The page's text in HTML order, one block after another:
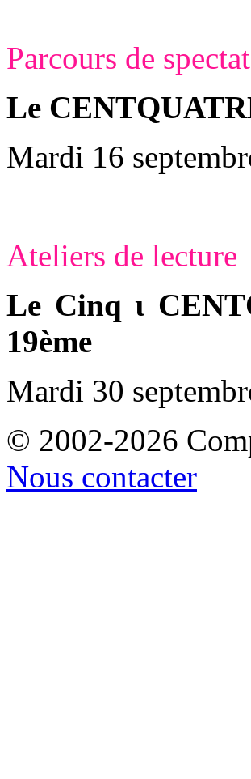
Parcours de
Le
Mardi 16
Ateliers de lecture
Le Cinq ι
19ème
Mardi 30
© 2002-2026
Nous contacter